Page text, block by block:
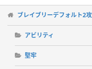
ブレイブリーデフォルト2
アビリティ
堅牢